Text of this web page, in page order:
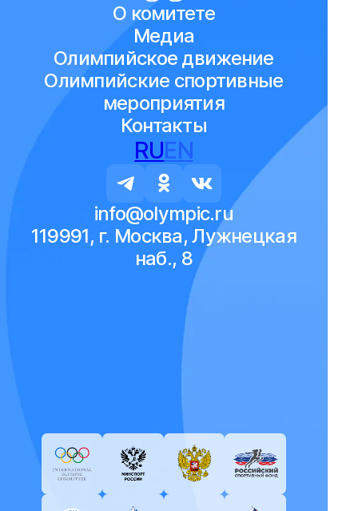
О комитете
Медиа
Олимпийское движение
Олимпийские спортивные
мероприятия
Контакты
RUEN
info@olympic.ru
119991, г. Москва, Лужнецкая
наб., 8